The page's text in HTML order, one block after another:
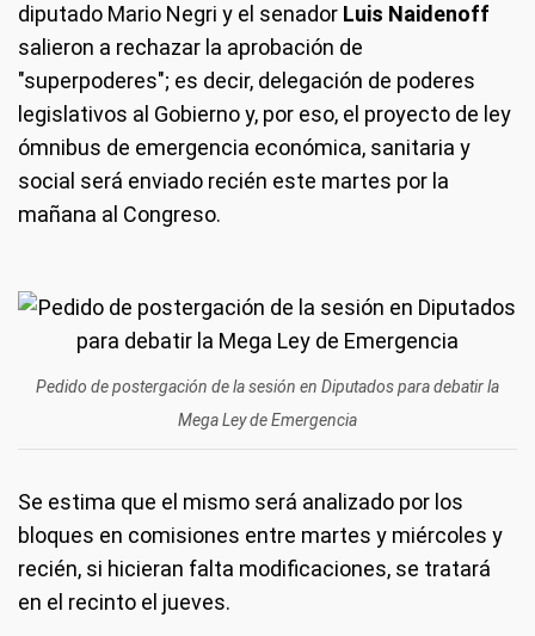
diputado Mario Negri y el senador Luis Naidenoff
salieron a rechazar la aprobación de
"superpoderes"; es decir, delegación de poderes
legislativos al Gobierno y, por eso, el proyecto de ley
ómnibus de emergencia económica, sanitaria y
social será enviado recién este martes por la
mañana al Congreso.
Pedido de postergación de la sesión en Diputados para debatir la
Mega Ley de Emergencia
Se estima que el mismo será analizado por los
bloques en comisiones entre martes y miércoles y
recién, si hicieran falta modificaciones, se tratará
en el recinto el jueves.